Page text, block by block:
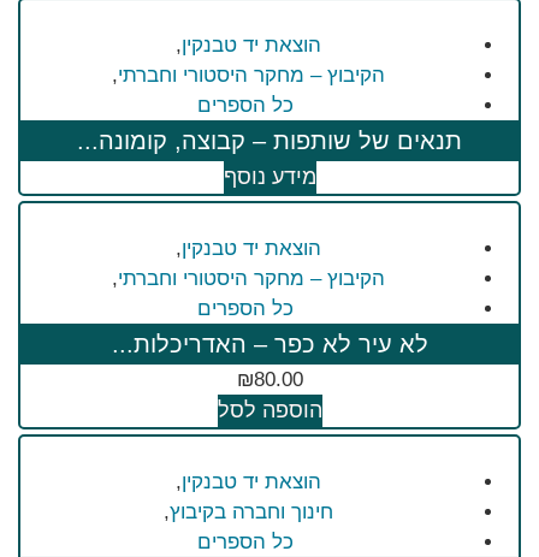
הוצאת יד טבנקין,
הקיבוץ – מחקר היסטורי וחברתי,
כל הספרים
תנאים של שותפות – קבוצה, קומונה...
מידע נוסף
הוצאת יד טבנקין,
הקיבוץ – מחקר היסטורי וחברתי,
כל הספרים
לא עיר לא כפר – האדריכלות...
₪80.00
הוספה לסל
הוצאת יד טבנקין,
חינוך וחברה בקיבוץ,
כל הספרים